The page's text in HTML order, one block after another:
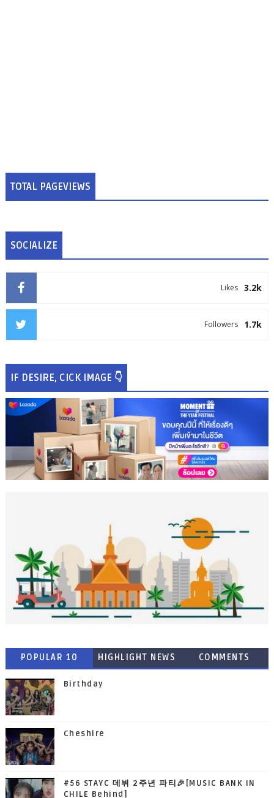
TOTAL PAGEVIEWS
SOCIALIZE
3.2k
Likes
1.7k
Followers
IF DESIRE, CICK IMAGE 👇
POPULAR 10 HIGHLIGHT NEWS COMMENTS
Birthday
Cheshire
#56 STAYC 데뷔 2주년 파티🎉[MUSIC BANK IN
CHILE Behind]